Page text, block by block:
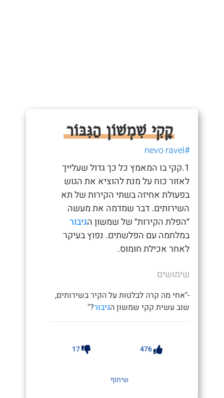
קָקִי שִׁמְשׁוֹן הַגִּבּוֹר
#nevo ravel
1.קקי בו המאמץ כל כך גדול שעלייך
לאזור כוח על מנת להוציא את הגוש
בפעולת אחיזה בשתי הקירות של תא
השירותים. דבר שמדמה את מעשה
״הפלת הקירות״ של שמשון הגיבור
במלחמה עם הפלשתים. נפוץ בעיקר
לאחר אכילת חומוס.
שימושים
-"אחי מה קרה לבלטות על הקיר בשירותים,
שוב עשית קקי שמשון הגיבור?"
476
17
שיתוף